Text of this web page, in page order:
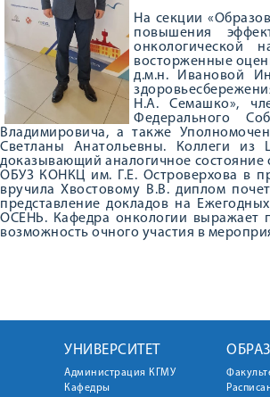
На секции
повышения
онкологической
восторженные
д.м.н. Ивановой
Н.А. Семашко»,
Федерального
Владимировича, а также
Светланы Анатольевны. Коллеги
доказывающий аналогичное
ОБУЗ КОНКЦ им. Г.Е. Островерхова в
вручила Хвостовому В.В. диплом
представление докладов на
ОСЕНЬ. Кафедра онкологии выражает
возможность очного участия в
УНИВЕРСИТЕТ
Администрация КГМУ
Кафедры